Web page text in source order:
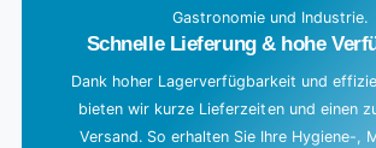
Gastronomie und Industrie.
Schnelle Lieferung & hohe
Dank hoher Lagerverfügbarkeit und
bieten wir kurze Lieferzeiten und einen
Versand. So erhalten Sie Ihre Hygiene-,